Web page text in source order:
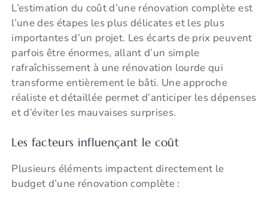
L’estimation du coût d’une rénovation complète est
l’une des étapes les plus délicates et les plus
importantes d’un projet. Les écarts de prix peuvent
parfois être énormes, allant d’un simple
rafraîchissement à une rénovation lourde qui
transforme entièrement le bâti. Une approche
réaliste et détaillée permet d’anticiper les dépenses
et d’éviter les mauvaises surprises.
Les facteurs influençant le coût
Plusieurs éléments impactent directement le
budget d’une rénovation complète :